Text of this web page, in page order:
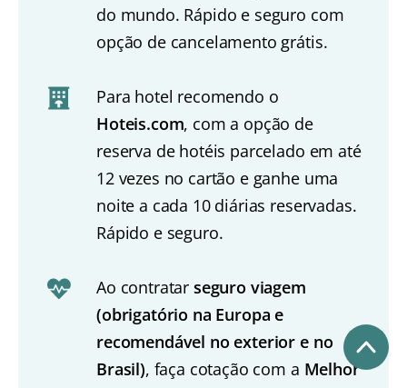
do mundo. Rápido e seguro com
opção de cancelamento grátis.
Para hotel recomendo o
Hoteis.com, com a opção de
reserva de hotéis parcelado em até
12 vezes no cartão e ganhe uma
noite a cada 10 diárias reservadas.
Rápido e seguro.
Ao contratar seguro viagem
(obrigatório na Europa e
recomendável no exterior e no
Brasil), faça cotação com a Melhor